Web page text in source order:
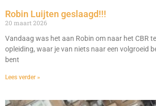
Robin Luijten geslaagd!!!
20 maart 2026
Vandaag was het aan Robin om naar het CBR
opleiding, waar je van niets naar een volgroeid
bent
Lees verder »